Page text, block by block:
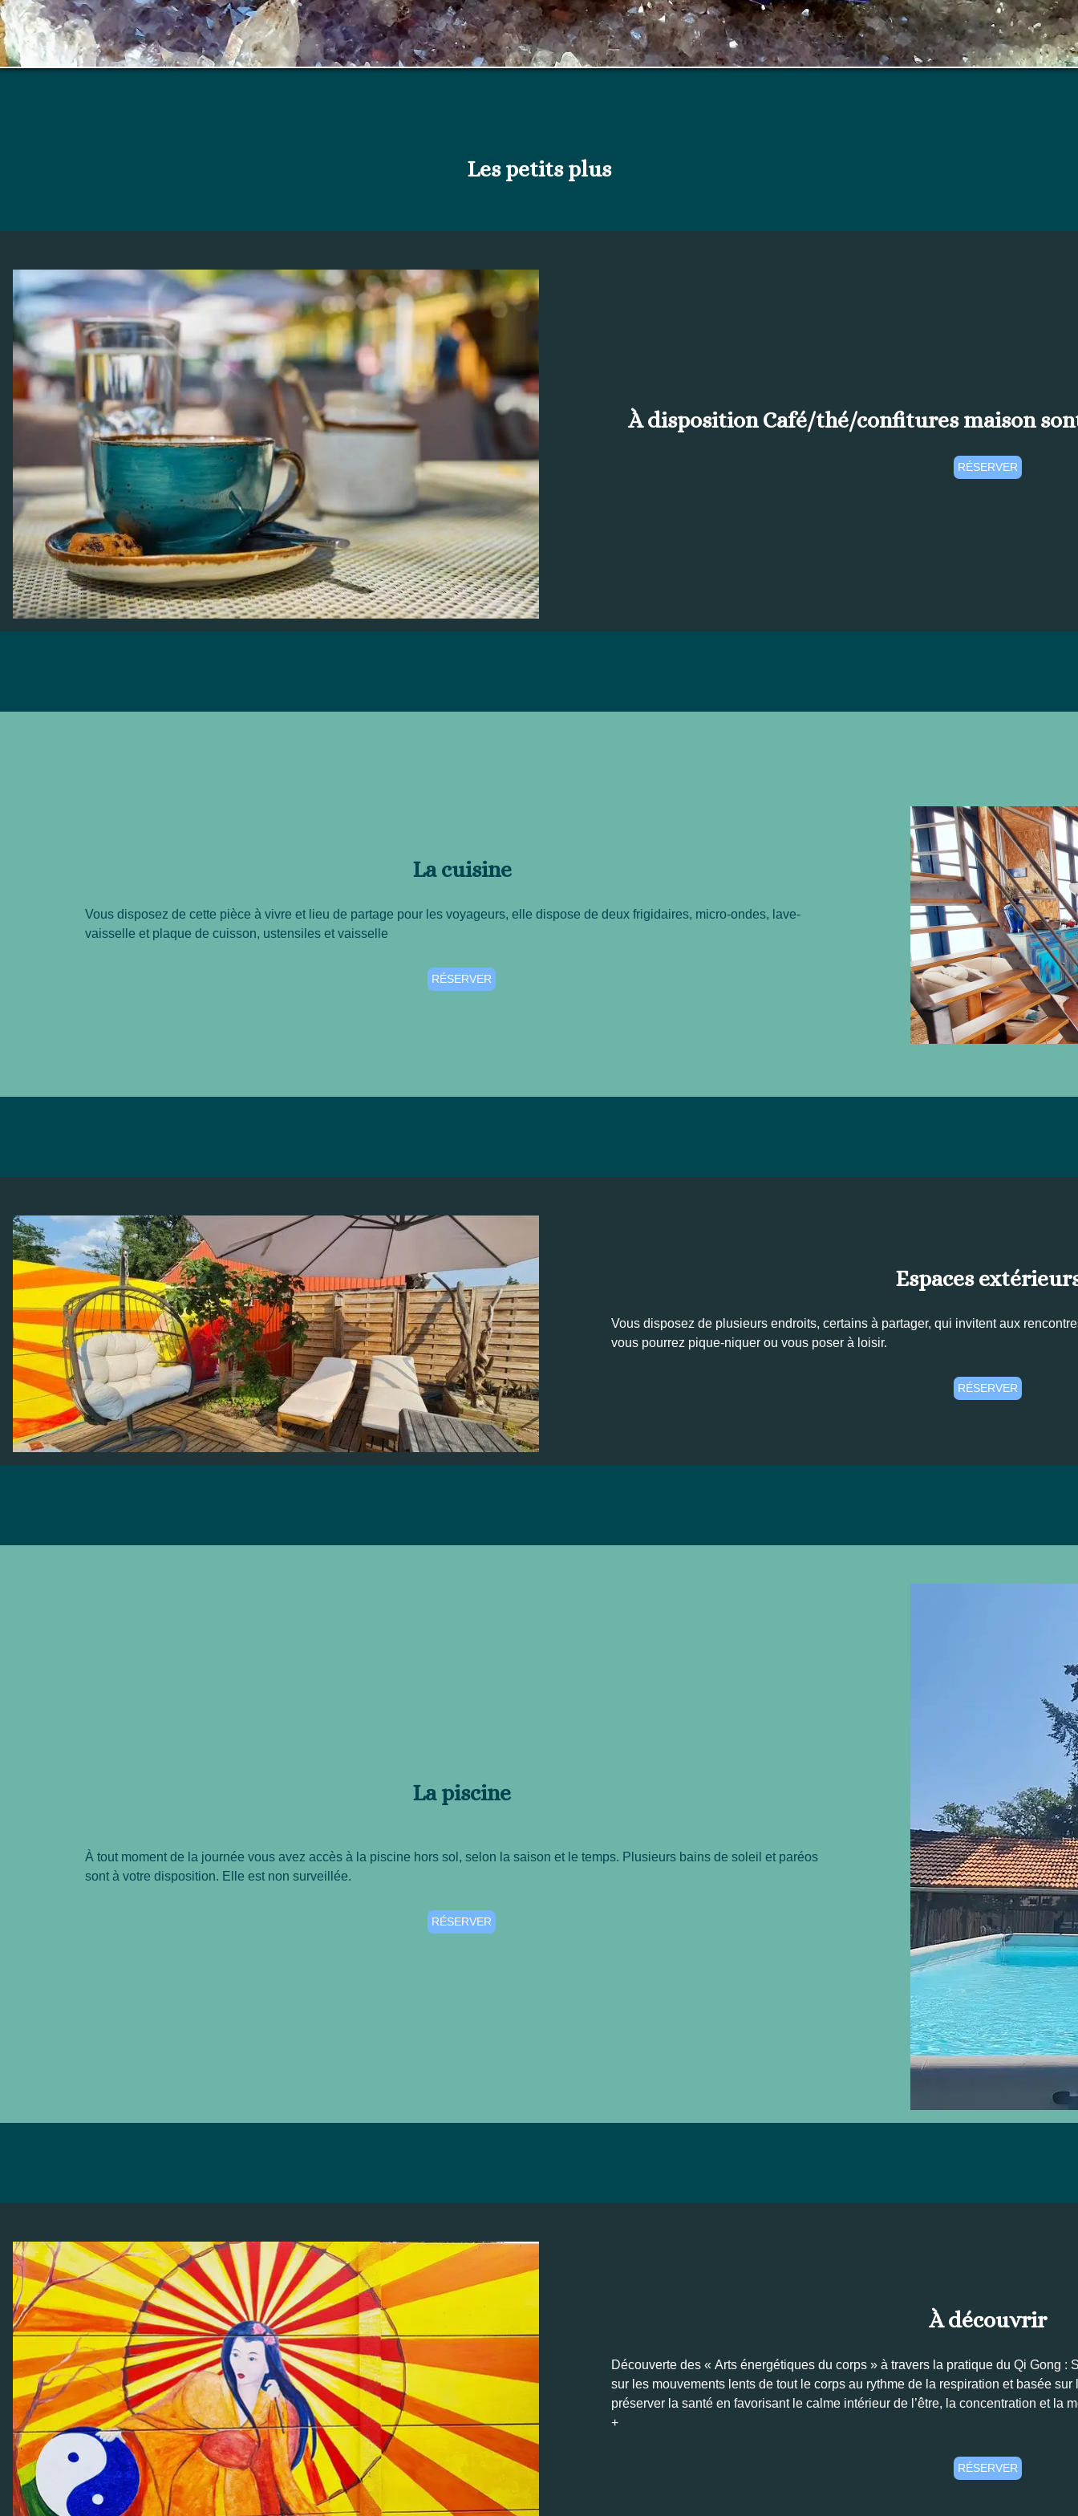
Les petits plus
À disposition Café/thé/confitures maison
RÉSERVER
La cuisine
Vous disposez de cette pièce à vivre et lieu de partage pour les voyageurs, elle dispose de deux frigidaires, micro-ondes, lave-
vaisselle et plaque de cuisson, ustensiles et vaisselle
RÉSERVER
Espaces
Vous disposez de plusieurs endroits, certains à partager, qui invitent aux
vous pourrez pique-niquer ou vous poser à loisir.
RÉSERVER
La piscine
À tout moment de la journée vous avez accès à la piscine hors sol, selon la saison et le temps. Plusieurs bains de soleil et paréos
sont à votre disposition. Elle est non surveillée.
RÉSERVER
À découvrir
Découverte des « Arts énergétiques du corps » à travers la pratique du Qi Gong :
sur les mouvements lents de tout le corps au rythme de la respiration et basée
préserver la santé en favorisant le calme intérieur de l’être, la concentration et la
+
RÉSERVER